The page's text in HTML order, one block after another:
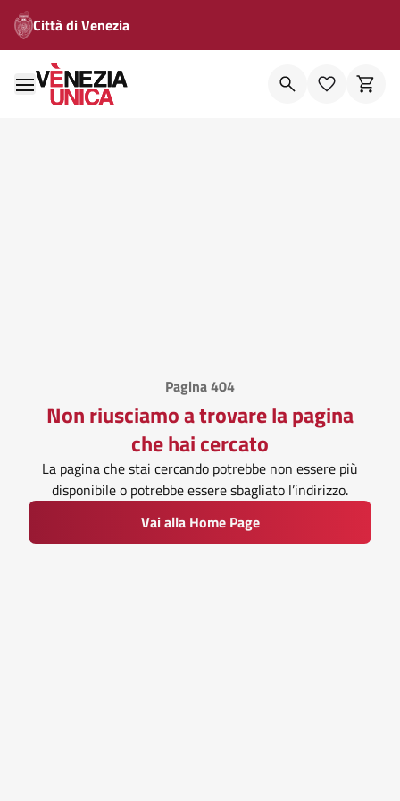
Città di Venezia
Pagina 404
Non riusciamo a trovare la pagina
che hai cercato
La pagina che stai cercando potrebbe non essere più
disponibile o potrebbe essere sbagliato l’indirizzo.
Vai alla Home Page